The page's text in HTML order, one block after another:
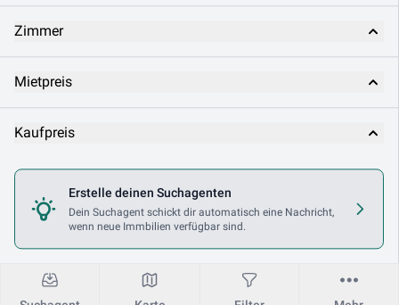
Zimmer
Mietpreis
Kaufpreis
Erstelle deinen Suchagenten
Dein Suchagent schickt dir automatisch eine Nachricht,
wenn neue Immbilien verfügbar sind.